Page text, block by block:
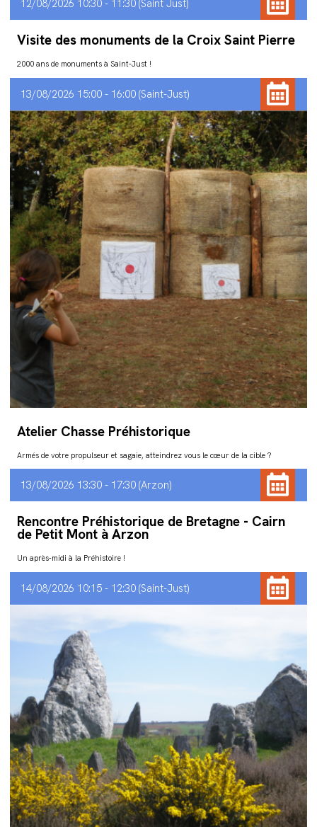
12/08/2026 10:30 - 11:30 Saint Just
Visite des monuments de la Croix Saint Pierre
2000 ans de monuments à Saint-Just !
13/08/2026 15:00 - 16:00 Saint-Just
Atelier Chasse Préhistorique
Armés de votre propulseur et sagaie, atteindrez vous le cœur de la cible ?
13/08/2026 13:30 - 17:30 Arzon
Rencontre Préhistorique de Bretagne - Cairn
de Petit Mont à Arzon
Un après-midi à la Préhistoire !
14/08/2026 10:15 - 12:30 Saint-Just